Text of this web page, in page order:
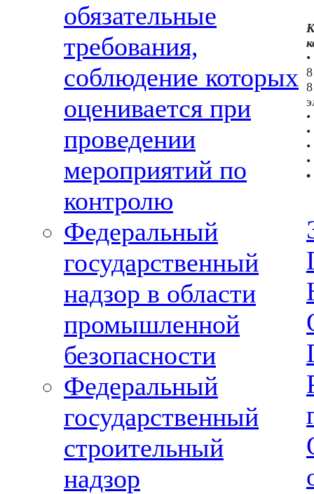
обязательные
требования,
соблюдение которых
оценивается при
проведении
мероприятий по
контролю
Федеральный
государственный
надзор в области
промышленной
безопасности
Федеральный
государственный
строительный
надзор
•
•
•
•
•